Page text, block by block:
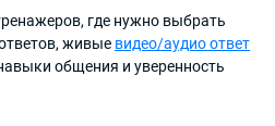
где нужно выбрать
живые видео/аудио ответ
общения и уверенность